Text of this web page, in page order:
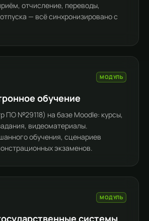
отчисление, переводы,
— всё синхронизировано с
МОДУЛЬ
обучение
ПО №29118) на базе Moodle: курсы,
видеоматериалы.
обучения, сценариев
экзаменов.
МОДУЛЬ
системы